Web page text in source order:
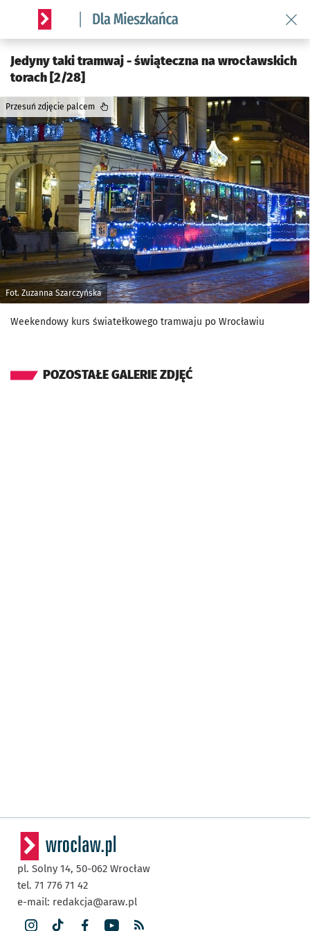
Serwis informacyjny wroclaw.pl podserwis: Dla mieszkańca
Jedyny taki tramwaj - świąteczna na wrocławskich
torach [2/28]
Fot. Zuzanna Szarczyńska
Przesuń zdjęcie palcem
Weekendowy kurs światełkowego tramwaju po Wrocławiu
POZOSTAŁE GALERIE ZDJĘĆ
pl. Solny 14, 50-062 Wrocław
tel. 71 776 71 42
e-mail: redakcja@araw.pl